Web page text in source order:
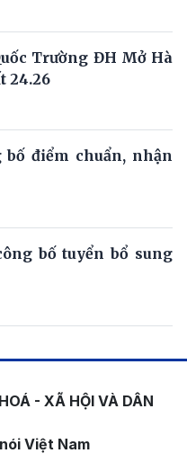
Trường ĐH Mở Hà
24.26
điểm chuẩn, nhận
bố tuyển bổ sung
- XÃ HỘI VÀ DÂN
Việt Nam